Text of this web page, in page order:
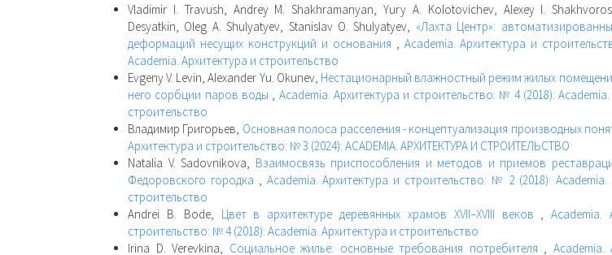
Vladimir I. Travush, Andrey M. Shakhramanyan, Yury A. Kolotovichev, Alexey I.
Desyatkin, Oleg A. Shulyatyev, Stanislav O. Shulyatyev, «Лахта Центр»:
деформаций несущих конструкций и основания
Academia. Архитектура и
Academia. Архитектура и строительство
Evgeny V. Levin, Alexander Yu. Okunev, Нестационарный влажностный режим жилых
него сорбции паров воды
Academia. Архитектура и строительство: № 4 (2018):
строительство
Владимир Григорьев, Основная полоса расселения - концептуализация производных
Архитектура и строительство: № 3 (2024): ACADEMIA. АРХИТЕКТУРА И СТРОИТЕЛЬСТВО
Natalia V. Sadovnikova, Взаимосвязь приспособления и методов и приемов
Федоровского городка
Academia. Архитектура и строительство: № 2 (2018): Academia.
строительство
Andrei B. Bode, Цвет в архитектуре деревянных храмов XVII–XVIII веков ,Academia.
строительство: № 4 (2018): Academia. Архитектура и строительство
Irina D. Verevkina, Социальное жилье: основные требования потребителя
Academia.